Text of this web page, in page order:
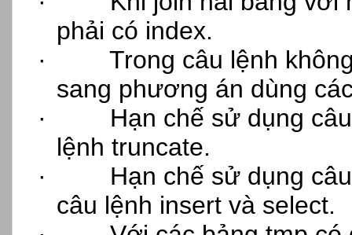
phải có index.
·
Trong câu lệnh
sang phương án dùng
·
Hạn chế sử dụng
lệnh truncate.
·
Hạn chế sử dụng
câu lệnh insert và select.